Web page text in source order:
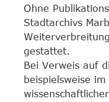
Ohne
Stadtarchivs
gestattet.
Bei Verweis auf
beispielsweise